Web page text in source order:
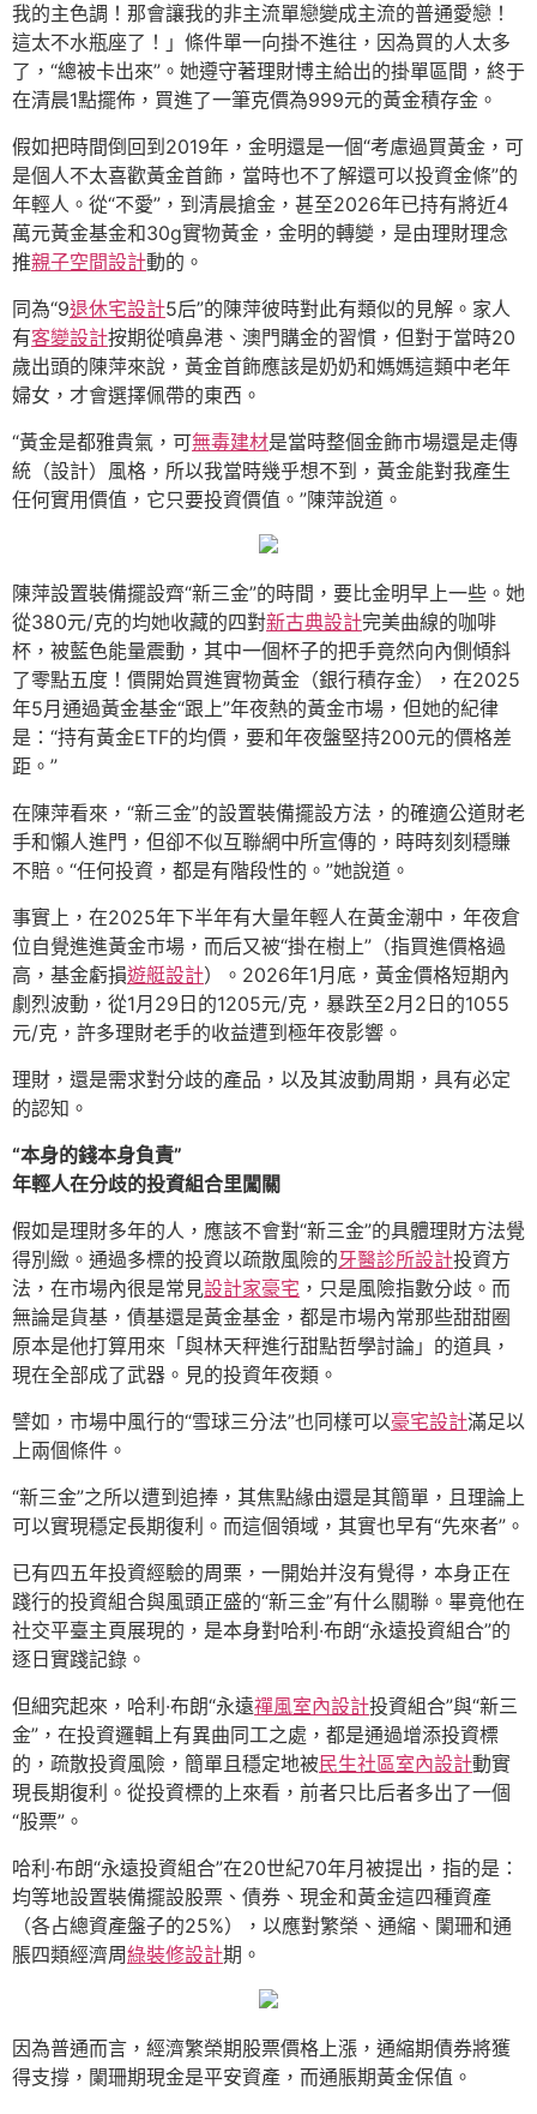
我的主色調！那會讓我的非主流單戀變成主流的普通愛戀！
這太不水瓶座了！」條件單一向掛不進往，因為買的人太多
了，“總被卡出來”。她遵守著理財博主給出的掛單區間，終于
在清晨1點擺佈，買進了一筆克價為999元的黃金積存金。
假如把時間倒回到2019年，金明還是一個“考慮過買黃金，可
是個人不太喜歡黃金首飾，當時也不了解還可以投資金條”的
年輕人。從“不愛”，到清晨搶金，甚至2026年已持有將近4
萬元黃金基金和30g實物黃金，金明的轉變，是由理財理念
推親子空間設計動的。
同為“9退休宅設計5后”的陳萍彼時對此有類似的見解。家人
有客變設計按期從噴鼻港、澳門購金的習慣，但對于當時20
歲出頭的陳萍來說，黃金首飾應該是奶奶和媽媽這類中老年
婦女，才會選擇佩帶的東西。
“黃金是都雅貴氣，可無毒建材是當時整個金飾市場還是走傳
統（設計）風格，所以我當時幾乎想不到，黃金能對我產生
任何實用價值，它只要投資價值。”陳萍說道。
陳萍設置裝備擺設齊“新三金”的時間，要比金明早上一些。她
從380元/克的均她收藏的四對新古典設計完美曲線的咖啡
杯，被藍色能量震動，其中一個杯子的把手竟然向內側傾斜
了零點五度！價開始買進實物黃金（銀行積存金），在2025
年5月通過黃金基金“跟上”年夜熱的黃金市場，但她的紀律
是：“持有黃金ETF的均價，要和年夜盤堅持200元的價格差
距。”
在陳萍看來，“新三金”的設置裝備擺設方法，的確適公道財老
手和懶人進門，但卻不似互聯網中所宣傳的，時時刻刻穩賺
不賠。“任何投資，都是有階段性的。”她說道。
事實上，在2025年下半年有大量年輕人在黃金潮中，年夜倉
位自覺進進黃金市場，而后又被“掛在樹上”（指買進價格過
高，基金虧損遊艇設計）。2026年1月底，黃金價格短期內
劇烈波動，從1月29日的1205元/克，暴跌至2月2日的1055
元/克，許多理財老手的收益遭到極年夜影響。
理財，還是需求對分歧的產品，以及其波動周期，具有必定
的認知。
“本身的錢本身負責”
年輕人在分歧的投資組合里闖關
假如是理財多年的人，應該不會對“新三金”的具體理財方法覺
得別緻。通過多標的投資以疏散風險的牙醫診所設計投資方
法，在市場內很是常見設計家豪宅 ，只是風險指數分歧。而
無論是貨基，債基還是黃金基金，都是市場內常那些甜甜圈
原本是他打算用來「與林天秤進行甜點哲學討論」的道具，
現在全部成了武器。見的投資年夜類。
譬如，市場中風行的“雪球三分法”也同樣可以豪宅設計滿足以
上兩個條件。
“新三金”之所以遭到追捧，其焦點緣由還是其簡單，且理論上
可以實現穩定長期復利。而這個領域，其實也早有“先來者”。
已有四五年投資經驗的周栗，一開始并沒有覺得，本身正在
踐行的投資組合與風頭正盛的“新三金”有什么關聯。畢竟他在
社交平臺主頁展現的，是本身對哈利·布朗“永遠投資組合”的
逐日實踐記錄。
但細究起來，哈利·布朗“永遠禪風室內設計投資組合”與“新三
金”，在投資邏輯上有異曲同工之處，都是通過增添投資標
的，疏散投資風險，簡單且穩定地被民生社區室內設計動實
現長期復利。從投資標的上來看，前者只比后者多出了一個
“股票”。
哈利·布朗“永遠投資組合”在20世紀70年月被提出，指的是：
均等地設置裝備擺設股票、債券、現金和黃金這四種資產
（各占總資產盤子的25%），以應對繁榮、通縮、闌珊和通
脹四類經濟周綠裝修設計期。
因為普通而言，經濟繁榮期股票價格上漲，通縮期債券將獲
得支撐，闌珊期現金是平安資產，而通脹期黃金保值。